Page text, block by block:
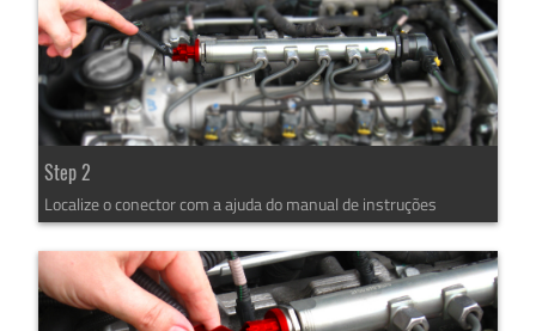
Step 2
Localize o conector com a ajuda do manual de instruções